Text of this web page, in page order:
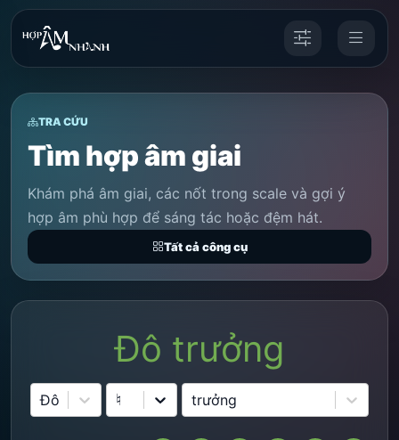
TRA CỨU
Tìm hợp âm giai
Khám phá âm giai, các nốt trong scale và gợi ý
hợp âm phù hợp để sáng tác hoặc đệm hát.
Tất cả công cụ
Đô trưởng
Đô ♮ trưởng